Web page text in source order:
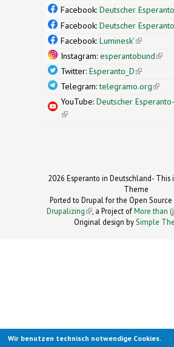
Facebook: Deutscher
Facebook: Deutscher
Facebook: Luminesk'(link is
Instagram: esperantobund(link
Twitter: Esperanto_D(link is
Telegram:telegramo.org(link
YouTube: Deutscher
(link is external)
2026 Esperanto in Deutschland- This
Theme
Ported to Drupal for the Open
Drupalizing(link is external)
, a Project ofMore than
Original design by Simple
Wir benutzen technisch notwendige Cookies.